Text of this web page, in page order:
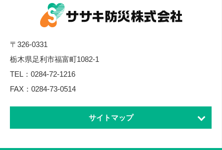
〒326-0331
栃木県足利市福富町1082-1
TEL： 0284-72-1216
FAX：0284-73-0514
サイトマップ